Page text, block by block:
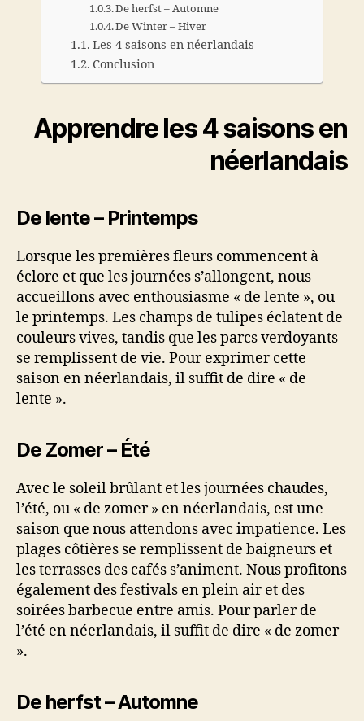
De herfst – Automne
De Winter – Hiver
Les 4 saisons en néerlandais
Conclusion
Apprendre les 4 saisons en
néerlandais
De lente – Printemps
Lorsque les premières fleurs commencent à
éclore et que les journées s’allongent, nous
accueillons avec enthousiasme « de lente », ou
le printemps. Les champs de tulipes éclatent de
couleurs vives, tandis que les parcs verdoyants
se remplissent de vie. Pour exprimer cette
saison en néerlandais, il suffit de dire « de
lente ».
De Zomer – Été
Avec le soleil brûlant et les journées chaudes,
l’été, ou « de zomer » en néerlandais, est une
saison que nous attendons avec impatience. Les
plages côtières se remplissent de baigneurs et
les terrasses des cafés s’animent. Nous profitons
également des festivals en plein air et des
soirées barbecue entre amis. Pour parler de
l’été en néerlandais, il suffit de dire « de zomer
».
De herfst – Automne